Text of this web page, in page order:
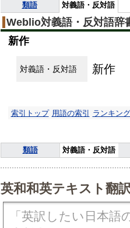
類語 対義語・反対語
Weblio対義語・反対語辞
新作
対義語・反対語 新作
索引トップ 用語の索引 ランキング
類語 対義語・反対語
英和和英テキスト翻